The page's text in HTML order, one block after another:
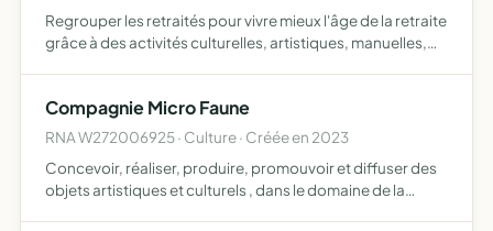
Regrouper les retraités pour vivre mieux l'âge de la retraite
grâce à des activités culturelles, artistiques, manuelles,
Compagnie Micro Faune
RNA W272006925 · Culture · Créée en 2023
Concevoir, réaliser, produire, promouvoir et diffuser des
objets artistiques et culturels , dans le domaine de la